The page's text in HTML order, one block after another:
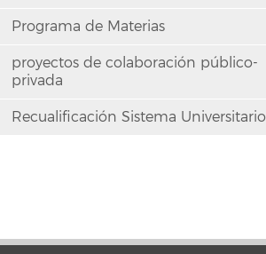
Programa de Materias
proyectos de colaboración público-
privada
Recualificación Sistema Universitario